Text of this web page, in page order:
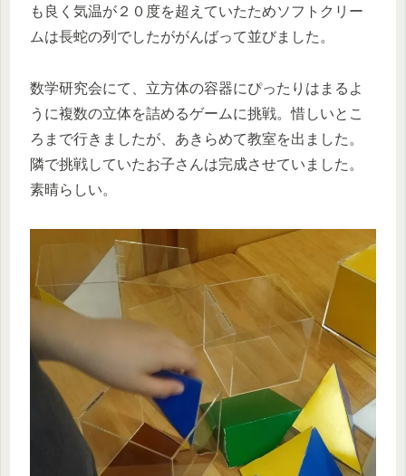
も良く気温が２０度を超えていたためソフトクリー
ムは長蛇の列でしたががんばって並びました。
数学研究会にて、立方体の容器にぴったりはまるよ
うに複数の立体を詰めるゲームに挑戦。惜しいとこ
ろまで行きましたが、あきらめて教室を出ました。
隣で挑戦していたお子さんは完成させていました。
素晴らしい。